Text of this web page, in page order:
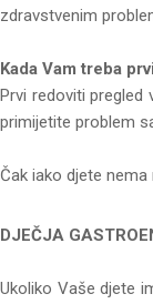
zdravstvenim
Kada Vam treba
Prvi redoviti pregled
primijetite problem
Čak iako djete
DJEČJA
Ukoliko Vaše djete